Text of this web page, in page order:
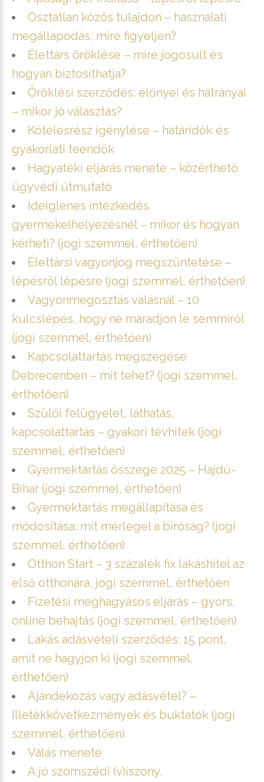
Osztatlan közös tulajdon – használati
megállapodás, mire figyeljen?
Élettárs öröklése – mire jogosult és
hogyan biztosíthatja?
Öröklési szerződés: előnyei és hátrányai
– mikor jó választás?
Kötelesrész igénylése – határidők és
gyakorlati teendők
Hagyatéki eljárás menete – közérthető
ügyvédi útmutató
Ideiglenes intézkedés
gyermekelhelyezésnél – mikor és hogyan
kérheti? (jogi szemmel, érthetően)
Élettársi vagyonjog megszüntetése –
lépésről lépésre (jogi szemmel, érthetően)
Vagyonmegosztás válásnál – 10
kulcslépés, hogy ne maradjon le semmiről
(jogi szemmel, érthetően)
Kapcsolattartás megszegése
Debrecenben – mit tehet? (jogi szemmel,
érthetően)
Szülői felügyelet, láthatás,
kapcsolattartás – gyakori tévhitek (jogi
szemmel, érthetően)
Gyermektartás összege 2025 – Hajdú-
Bihar (jogi szemmel, érthetően)
Gyermektartás megállapítása és
módosítása: mit mérlegel a bíróság? (jogi
szemmel, érthetően)
Otthon Start – 3 százalék fix lakáshitel az
első otthonára, jogi szemmel, érthetően
Fizetési meghagyásos eljárás – gyors,
online behajtás (jogi szemmel, érthetően)
Lakás adásvételi szerződés: 15 pont,
amit ne hagyjon ki (jogi szemmel,
érthetően)
Ajándékozás vagy adásvétel? –
Illetékkövetkezmények és buktatók (jogi
szemmel, érthetően)
Válás menete
A jó szomszédi (v)iszony.